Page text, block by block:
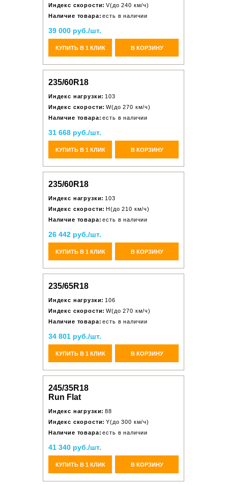
Индекс скорости: V(до 240 км/ч)
Наличие товара: есть в наличии
39 000 руб./шт.
КУПИТЬ В 1 КЛИК В КОРЗИНУ
235/60R18
Индекс нагрузки: 103
Индекс скорости: W(до 270 км/ч)
Наличие товара: есть в наличии
31 668 руб./шт.
КУПИТЬ В 1 КЛИК В КОРЗИНУ
235/60R18
Индекс нагрузки: 103
Индекс скорости: H(до 210 км/ч)
Наличие товара: есть в наличии
26 442 руб./шт.
КУПИТЬ В 1 КЛИК В КОРЗИНУ
235/65R18
Индекс нагрузки: 106
Индекс скорости: W(до 270 км/ч)
Наличие товара: есть в наличии
34 801 руб./шт.
КУПИТЬ В 1 КЛИК В КОРЗИНУ
245/35R18
Run Flat
Индекс нагрузки: 88
Индекс скорости: Y(до 300 км/ч)
Наличие товара: есть в наличии
41 340 руб./шт.
КУПИТЬ В 1 КЛИК В КОРЗИНУ